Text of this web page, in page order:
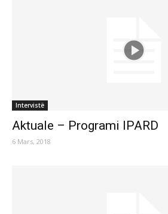
Intervistë
Aktuale – Programi IPARD
6 Mars, 2018